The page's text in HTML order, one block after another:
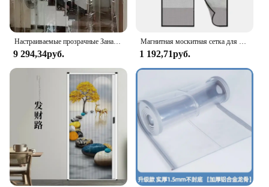
Настраиваемые прозрачные Занавески Из ПВХ-пластика для ветрозащитных раздвижных занавесок для теплоизоляции дверей и экранов
9 294,34руб.
Магнитная москитная сетка для двери, индивидуальный размер, москитная сетка, занавеска от насекомых, автоматическое закрытие, сетка для раздвижной двери, кухни, в помещении
1 192,71руб.